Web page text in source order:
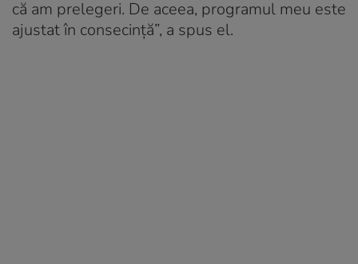
că am prelegeri. De aceea, programul meu este
ajustat în consecință”, a spus el.